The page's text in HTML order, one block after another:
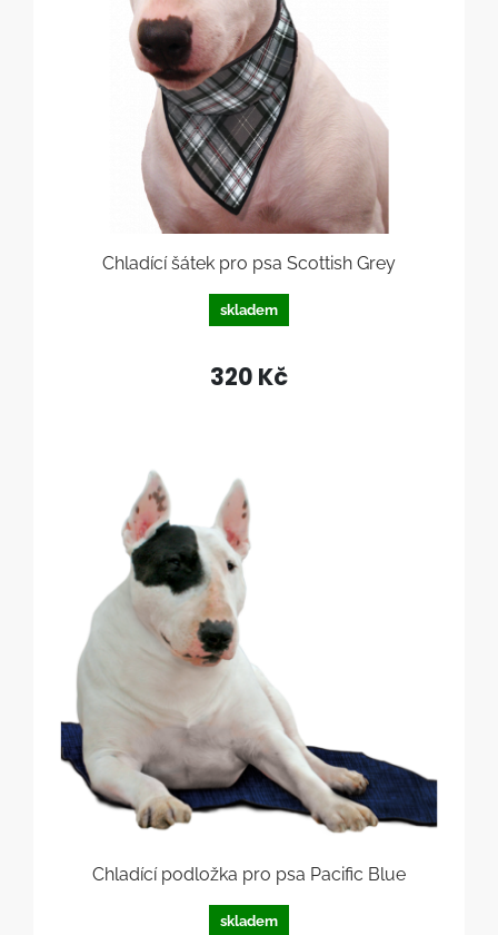
Chladící šátek pro psa Scottish Grey
skladem
320 Kč
Chladící podložka pro psa Pacific Blue
skladem